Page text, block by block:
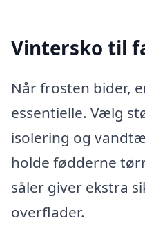
Vintersko til
Når frosten bider,
essentielle. Vælg
isolering og
holde fødderne
såler giver ekstra
overflader.